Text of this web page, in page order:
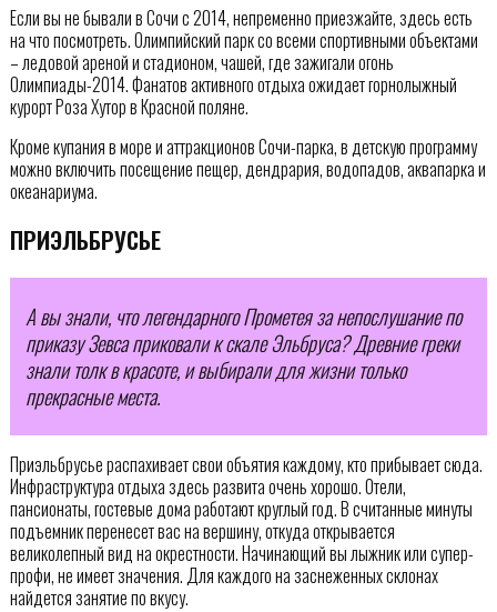
Если вы не бывали в Сочи с 2014, непременно приезжайте, здесь есть
на что посмотреть. Олимпийский парк со всеми спортивными объектами
– ледовой ареной и стадионом, чашей, где зажигали огонь
Олимпиады-2014. Фанатов активного отдыха ожидает горнолыжный
курорт Роза Хутор в Красной поляне.
Кроме купания в море и аттракционов Сочи-парка, в детскую программу
можно включить посещение пещер, дендрария, водопадов, аквапарка и
океанариума.
ПРИЭЛЬБРУСЬЕ
А вы знали, что легендарного Прометея за непослушание по
приказу Зевса приковали к скале Эльбруса? Древние греки
знали толк в красоте, и выбирали для жизни только
прекрасные места.
Приэльбрусье распахивает свои объятия каждому, кто прибывает сюда.
Инфраструктура отдыха здесь развита очень хорошо. Отели,
пансионаты, гостевые дома работают круглый год. В считанные минуты
подъемник перенесет вас на вершину, откуда открывается
великолепный вид на окрестности. Начинающий вы лыжник или супер-
профи, не имеет значения. Для каждого на заснеженных склонах
найдется занятие по вкусу.